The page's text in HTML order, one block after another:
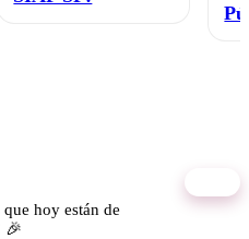
hoy están de
🎉